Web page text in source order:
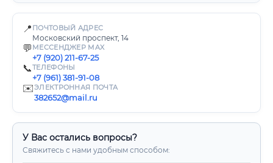
📍 ПОЧТОВЫЙ АДРЕС
Московский проспект, 14
💬 МЕССЕНДЖЕР MAX
+7 (920) 211-67-25
📞ТЕЛЕФОНЫ
+7 (961) 381-91-08
✉️ЭЛЕКТРОННАЯ ПОЧТА
382652@mail.ru
У Вас остались вопросы?
Свяжитесь с нами удобным способом: